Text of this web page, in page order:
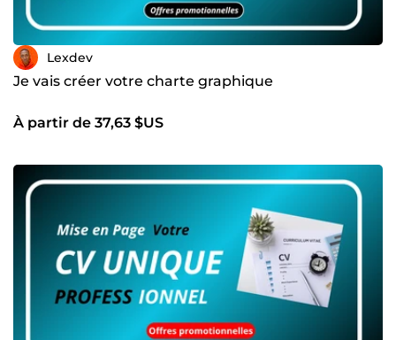
Lexdev
Je vais créer votre charte graphique
À partir de 37,63 $US